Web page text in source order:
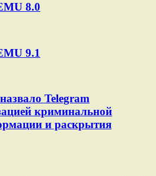
8.0
9.1
Telegram
криминальной
и раскрытия